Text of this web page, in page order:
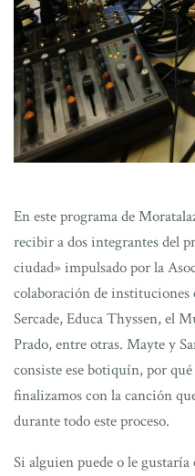
En este programa de
recibir a dos integrantes del
ciudad» impulsado por la
colaboración de instituciones
Sercade, Educa Thyssen, el
Prado, entre otras. Mayte y
consiste ese botiquín, por
finalizamos con la canción
durante todo este proceso.
Si alguien puede o le